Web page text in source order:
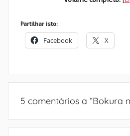
Partilhar isto:
Facebook X
5 comentários a “Bokura